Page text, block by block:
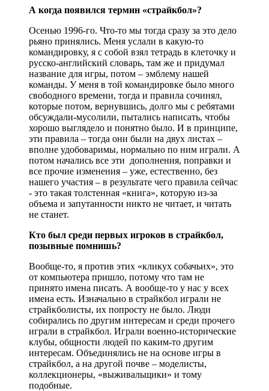
А когда появился термин «страйкбол»?
Осенью 1996-го. Что-то мы тогда сразу за это дело
рьяно принялись. Меня услали в какую-то
командировку, я с собой взял тетрадь в клеточку и
русско-английский словарь, там же и придумал
название для игры, потом – эмблему нашей
команды. У меня в той командировке было много
свободного времени, тогда и правила сочинял,
которые потом, вернувшись, долго мы с ребятами
обсуждали-мусолили, пытались написать, чтобы
хорошо выглядело и понятно было. И в принципе,
эти правила – тогда они были на двух листах –
вполне удобоваримы, нормально по ним играли. А
потом начались все эти дополнения, поправки и
все прочие изменения – уже, естественно, без
нашего участия – в результате чего правила сейчас
- это такая толстенная «книга», которую из-за
объема и запутанности никто не читает, и читать
не станет.
Кто был среди первых игроков в страйкбол,
позывные помнишь?
Вообще-то, я против этих «кликух собачьих», это
от компьютера пришло, потому что там не
принято имена писать. А вообще-то у нас у всех
имена есть. Изначально в страйкбол играли не
страйкболисты, их попросту не было. Люди
собирались по другим интересам и среди прочего
играли в страйкбол. Играли военно-исторические
клубы, общности людей по каким-то другим
интересам. Объединялись не на основе игры в
страйкбол, а на другой почве – моделисты,
коллекционеры, «выживальщики» и тому
подобные.